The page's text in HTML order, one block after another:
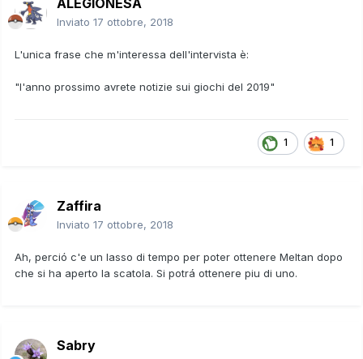
Inviato 17 ottobre, 2018
L'unica frase che m'interessa dell'intervista è:
"l'anno prossimo avrete notizie sui giochi del 2019"
1 1
Zaffira
Inviato 17 ottobre, 2018
Ah, perció c'e un lasso di tempo per poter ottenere Meltan dopo
che si ha aperto la scatola. Si potrá ottenere piu di uno.
Sabry